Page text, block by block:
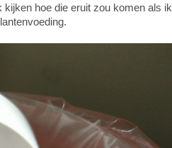
hoe die eruit zou komen als ik